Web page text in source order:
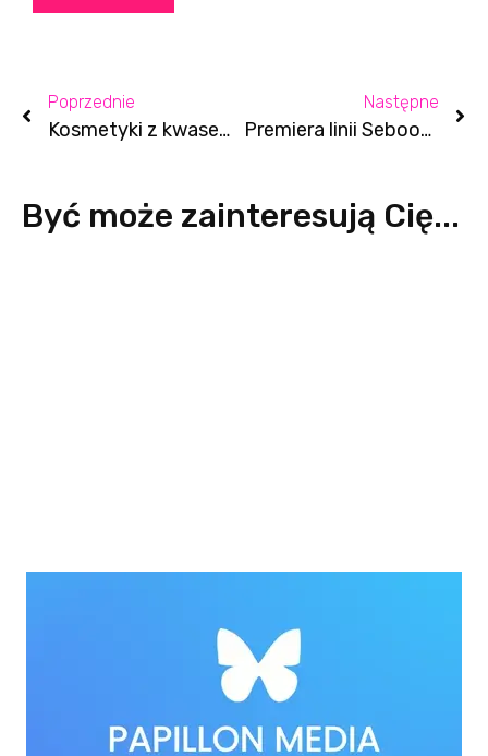
Poprzednie
Kosmetyki z kwasem mlekowym – dlaczego jesienią warto po nie sięgnąć?
Następne
Premiera linii Seboom – 10 kosmetycznych nowości do FaceBoom
Być może zainteresują Cię...